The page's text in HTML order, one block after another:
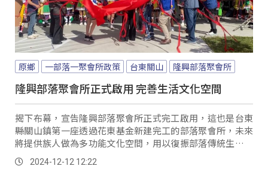
原鄉 一部落一聚會所政策 台東關山 隆興部落聚會所
隆興部落聚會所正式啟用 完善生活文化空間
揭下布幕，宣告隆興部落聚會所正式完工啟用，這也是台東
縣關山鎮第一座透過花東基金新建完工的部落聚會所，未來
將提供族人做為多功能文化空間，用以復振部落傳統生活教
育、祭儀文化。
2024-12-12 12:22